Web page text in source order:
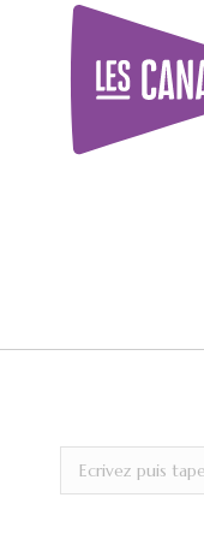
Recherche